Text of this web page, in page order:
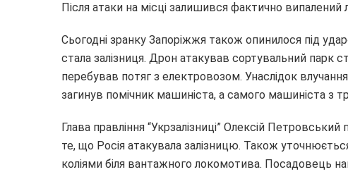
Після атаки на місці залишився фактично випалений
Сьогодні зранку Запоріжжя також опинилося під
стала залізниця. Дрон атакував сортувальний парк
перебував потяг з електровозом. Унаслідок
загинув помічник машиніста, а самого машиніста з
Глава правління “Укрзалізниці” Олексій
те, що Росія атакувала залізницю. Також
коліями біля вантажного локомотива. Посадовець